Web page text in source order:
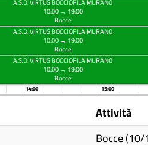
A.S.D. VIRTUS BOCCIOFILA MURANO
10:00 → 19:00
Bocce
A.S.D. VIRTUS BOCCIOFILA MURANO
10:00 → 19:00
Bocce
A.S.D. VIRTUS BOCCIOFILA MURANO
10:00 → 19:00
Bocce
14:00 15:00
Attività
Bocce